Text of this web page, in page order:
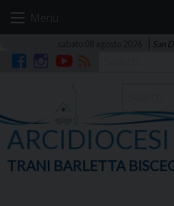
Menu
San
ARCIDIOCESI
TRANI BARLETTA